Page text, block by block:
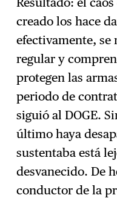
creado los hace
efectivamente, se
regular y
protegen las
periodo de
siguió al DOGE.
último haya
sustentaba está
desvanecido. De
conductor de la